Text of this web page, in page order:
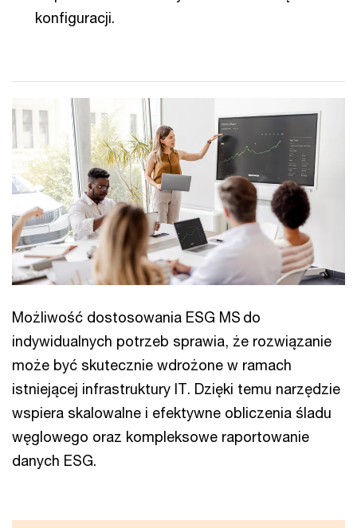
konfiguracji.
Możliwość dostosowania ESG MS do
indywidualnych potrzeb sprawia, że rozwiązanie
może być skutecznie wdrożone w ramach
istniejącej infrastruktury IT. Dzięki temu narzędzie
wspiera skalowalne i efektywne obliczenia śladu
węglowego oraz kompleksowe raportowanie
danych ESG.